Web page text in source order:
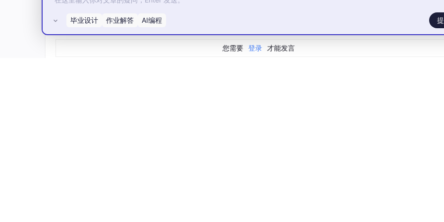
第五条 使用限制与禁止用途
所有评论(0)
您需要 登录 才能发言
毕业设计 作业解答 AI编程